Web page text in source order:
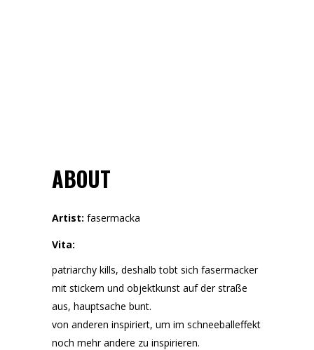
ABOUT
Artist: fasermacka
Vita:
patriarchy kills, deshalb tobt sich fasermacker
mit stickern und objektkunst auf der straße
aus, hauptsache bunt.
von anderen inspiriert, um im schneeballeffekt
noch mehr andere zu inspirieren.